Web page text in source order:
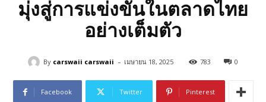
มุ่งสู่การแข่งขันในตลาดไทย
อย่างเต็มตัว
By carswaii carswaii - เมษายน 18, 2025 783 0
Facebook Twitter Pinterest